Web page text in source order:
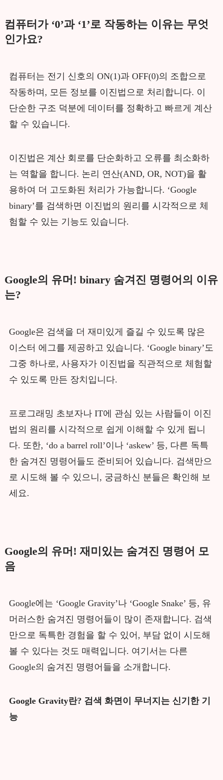
컴퓨터가 ‘0’과 ‘1’로 작동하는 이유는 무엇
인가요?
컴퓨터는 전기 신호의 ON(1)과 OFF(0)의 조합으로
작동하며, 모든 정보를 이진법으로 처리합니다. 이
단순한 구조 덕분에 데이터를 정확하고 빠르게 계산
할 수 있습니다.
이진법은 계산 회로를 단순화하고 오류를 최소화하
는 역할을 합니다. 논리 연산(AND, OR, NOT)을 활
용하여 더 고도화된 처리가 가능합니다. ‘Google
binary’를 검색하면 이진법의 원리를 시각적으로 체
험할 수 있는 기능도 있습니다.
Google의 유머! binary 숨겨진 명령어의 이유
는?
Google은 검색을 더 재미있게 즐길 수 있도록 많은
이스터 에그를 제공하고 있습니다. ‘Google binary’도
그중 하나로, 사용자가 이진법을 직관적으로 체험할
수 있도록 만든 장치입니다.
프로그래밍 초보자나 IT에 관심 있는 사람들이 이진
법의 원리를 시각적으로 쉽게 이해할 수 있게 됩니
다. 또한, ‘do a barrel roll’이나 ‘askew’ 등, 다른 독특
한 숨겨진 명령어들도 준비되어 있습니다. 검색만으
로 시도해 볼 수 있으니, 궁금하신 분들은 확인해 보
세요.
Google의 유머! 재미있는 숨겨진 명령어 모
음
Google에는 ‘Google Gravity’나 ‘Google Snake’ 등, 유
머러스한 숨겨진 명령어들이 많이 존재합니다. 검색
만으로 독특한 경험을 할 수 있어, 부담 없이 시도해
볼 수 있다는 것도 매력입니다. 여기서는 다른
Google의 숨겨진 명령어들을 소개합니다.
Google Gravity란? 검색 화면이 무너지는 신기한 기
능